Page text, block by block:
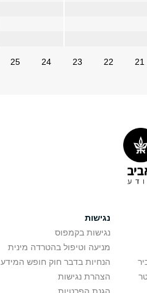
21
22
23
24
25
נגישות
נגישות בקמפוס
מניעה וטיפול בהטרדה מינית
הנחיות בדבר חוק חופש המידע
הצהרת נגישות
הגנת הפרטיות